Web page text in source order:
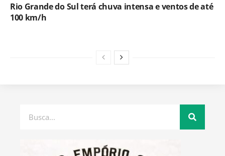
Rio Grande do Sul terá chuva intensa e ventos de até
100 km/h